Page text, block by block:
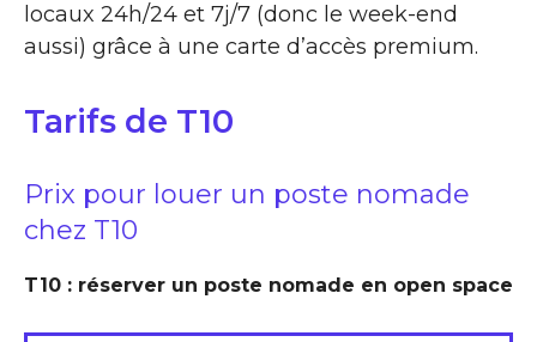
locaux 24h/24 et 7j/7 (donc le week-end
aussi) grâce à une carte d’accès premium.
Tarifs de T10
Prix pour louer un poste nomade
chez T10
T10 : réserver un poste nomade en open space